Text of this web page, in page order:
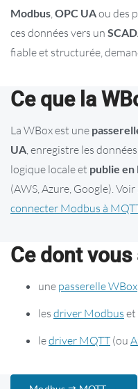
Modbus OPC UAou des
ces données vers un
fiable et structurée,
Ce que la
La WBox est une
UA , enregistre les
logique locale et publie en
(AWS, Azure, Google). Voir
connecter Modbus à
Ce dont
une passerelle WBox
les driver Modbus et
ledriver MQTT (ou